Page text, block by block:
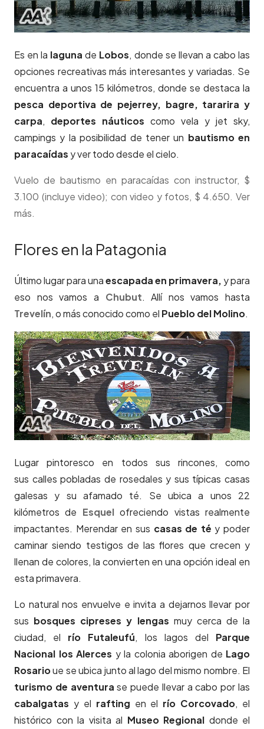
Es en la laguna de Lobos, donde se llevan a cabo las
opciones recreativas más interesantes y variadas. Se
encuentra a unos 15 kilómetros, donde se destaca la
pesca deportiva de pejerrey, bagre, tararira y
carpa, deportes náuticos como vela y jet sky,
campings y la posibilidad de tener un bautismo en
paracaídas y ver todo desde el cielo.
Vuelo de bautismo en paracaídas con instructor, $
3.100 (incluye video); con video y fotos, $ 4.650. Ver
más.
Flores en la Patagonia
Último lugar para unaescapada en primavera, y para
eso nos vamos a Chubut. Allí nos vamos hasta
Trevelín, o más conocido como el Pueblo del Molino.
Lugar pintoresco en todos sus rincones, como
sus calles pobladas de rosedales y sus típicas casas
galesas y su afamado té. Se ubica a unos 22
kilómetros de Esquel ofreciendo vistas realmente
impactantes. Merendar en sus casas de té y poder
caminar siendo testigos de las flores que crecen y
llenan de colores, la convierten en una opción ideal en
esta primavera.
Lo natural nos envuelve e invita a dejarnos llevar por
sus bosques cipreses y lengas muy cerca de la
ciudad, el río Futaleufú, los lagos del Parque
Nacional los Alerces y la colonia aborigen de Lago
Rosarioue se ubica junto al lago del mismo nombre. El
turismo de aventura se puede llevar a cabo por las
cabalgatas y el rafting en el río Corcovado, el
histórico con la visita al Museo Regional donde el